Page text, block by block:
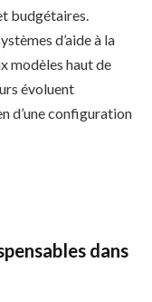
budgétaires.
d’aide à la
modèles haut de
évoluent
d’une configuration
dans